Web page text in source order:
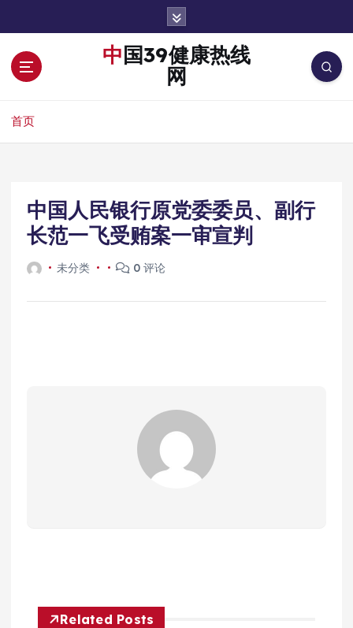
中国39健康热线
网
首页
中国人民银行原党委委员、副行
长范一飞受贿案一审宣判
未分类 0 评论
Related Posts